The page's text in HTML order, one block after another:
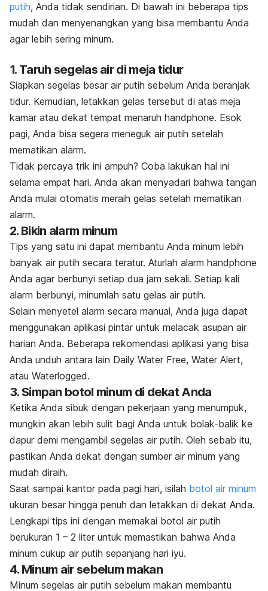
putih, Anda tidak sendirian. Di bawah ini beberapa tips
mudah dan menyenangkan yang bisa membantu Anda
agar lebih sering minum.
1. Taruh segelas air di meja tidur
Siapkan segelas besar air putih sebelum Anda beranjak
tidur. Kemudian, letakkan gelas tersebut di atas meja
kamar atau dekat tempat menaruh handphone. Esok
pagi, Anda bisa segera meneguk air putih setelah
mematikan alarm.
Tidak percaya trik ini ampuh? Coba lakukan hal ini
selama empat hari. Anda akan menyadari bahwa tangan
Anda mulai otomatis meraih gelas setelah mematikan
alarm.
2. Bikin alarm minum
Tips yang satu ini dapat membantu Anda minum lebih
banyak air putih secara teratur. Aturlah alarm handphone
Anda agar berbunyi setiap dua jam sekali. Setiap kali
alarm berbunyi, minumlah satu gelas air putih.
Selain menyetel alarm secara manual, Anda juga dapat
menggunakan aplikasi pintar untuk melacak asupan air
harian Anda. Beberapa rekomendasi aplikasi yang bisa
Anda unduh antara lain Daily Water Free, Water Alert,
atau Waterlogged.
3. Simpan botol minum di dekat Anda
Ketika Anda sibuk dengan pekerjaan yang menumpuk,
mungkin akan lebih sulit bagi Anda untuk bolak-balik ke
dapur demi mengambil segelas air putih. Oleh sebab itu,
pastikan Anda dekat dengan sumber air minum yang
mudah diraih.
Saat sampai kantor pada pagi hari, isilah botol air minum
ukuran besar hingga penuh dan letakkan di dekat Anda.
Lengkapi tips ini dengan memakai botol air putih
berukuran 1 – 2 liter untuk memastikan bahwa Anda
minum cukup air putih sepanjang hari iyu.
4. Minum air sebelum makan
Minum segelas air putih sebelum makan membantu